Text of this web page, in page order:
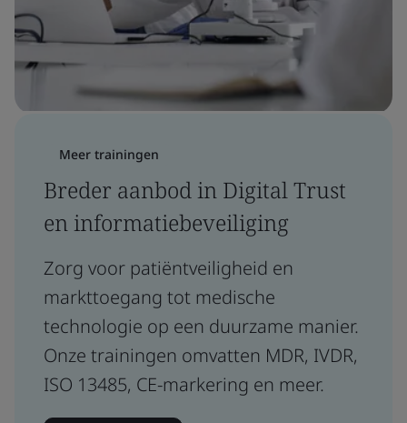
Meer trainingen
Breder aanbod in Digital Trust
en informatiebeveiliging
Zorg voor patiëntveiligheid en
markttoegang tot medische
technologie op een duurzame manier.
Onze trainingen omvatten MDR, IVDR,
ISO 13485, CE-markering en meer.